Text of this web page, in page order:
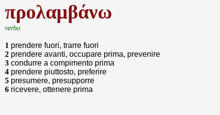
προλαμβάνω
verbo
1 prendere fuori, trarre fuori
2 prendere avanti, occupare prima, prevenire
3 condurre a compimento prima
4 prendere piuttosto, preferire
5 presumere, presupporre
6 ricevere, ottenere prima